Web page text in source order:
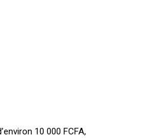
10 000 FCFA,